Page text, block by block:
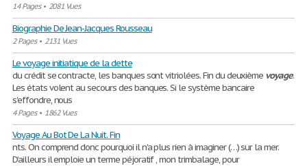
14 Pages• 2081 Vues
Biographie De Jean-Jacques Rousseau
2 Pages• 2131 Vues
Le voyage initiatique de la dette
du crédit se contracte, les banques sont vitriolées. Fin du deuxième voyage.
Les états volent au secours des banques. Si le système bancaire
s'effondre, nous
4 Pages• 1862 Vues
Voyage Au Bot De La Nuit. Fin
nts. On comprend donc pourquoi il n'a plus rien à imaginer (…) sur la mer.
D’ailleurs il emploie un terme péjoratif , mon trimbalage, pour